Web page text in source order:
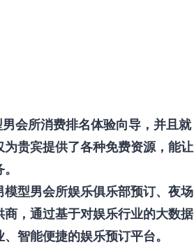
会所消费排名体验向导，并且就
贵宾提供了各种免费资源，能让
型男会所娱乐俱乐部预订、夜场
，通过基于对娱乐行业的大数据
智能便捷的娱乐预订平台。